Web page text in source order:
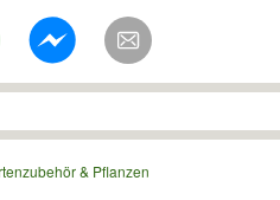
& Pflanzen